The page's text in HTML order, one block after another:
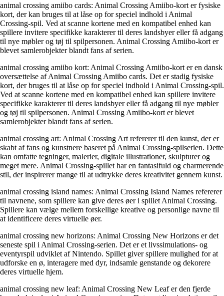
animal crossing amiibo cards: Animal Crossing Amiibo-kort er fysiske
kort, der kan bruges til at låse op for speciel indhold i Animal
Crossing-spil. Ved at scanne kortene med en kompatibel enhed kan
spillere invitere specifikke karakterer til deres landsbyer eller få adgang
til nye møbler og tøj til spilpersonen. Animal Crossing Amiibo-kort er
blevet samlerobjekter blandt fans af serien.
animal crossing amiibo kort: Animal Crossing Amiibo-kort er en dansk
oversættelse af Animal Crossing Amiibo cards. Det er stadig fysiske
kort, der bruges til at låse op for speciel indhold i Animal Crossing-spil.
Ved at scanne kortene med en kompatibel enhed kan spillere invitere
specifikke karakterer til deres landsbyer eller få adgang til nye møbler
og tøj til spilpersonen. Animal Crossing Amiibo-kort er blevet
samlerobjekter blandt fans af serien.
animal crossing art: Animal Crossing Art refererer til den kunst, der er
skabt af fans og kunstnere baseret på Animal Crossing-spilserien. Dette
kan omfatte tegninger, malerier, digitale illustrationer, skulpturer og
meget mere. Animal Crossing-spillet har en fantasifuld og charmerende
stil, der inspirerer mange til at udtrykke deres kreativitet gennem kunst.
animal crossing island names: Animal Crossing Island Names refererer
til navnene, som spillere kan give deres øer i spillet Animal Crossing.
Spillere kan vælge mellem forskellige kreative og personlige navne til
at identificere deres virtuelle øer.
animal crossing new horizons: Animal Crossing New Horizons er det
seneste spil i Animal Crossing-serien. Det er et livssimulations- og
eventyrspil udviklet af Nintendo. Spillet giver spillere mulighed for at
udforske en ø, interagere med dyr, indsamle genstande og dekorere
deres virtuelle hjem.
animal crossing new leaf: Animal Crossing New Leaf er den fjerde